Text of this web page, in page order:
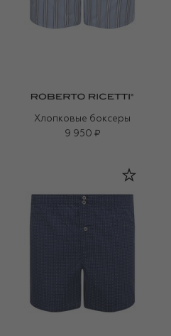
Хлопковые боксеры
9 950 ₽